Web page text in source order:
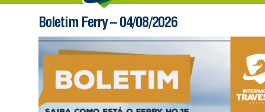
Boletim Ferry – 04/08/2026